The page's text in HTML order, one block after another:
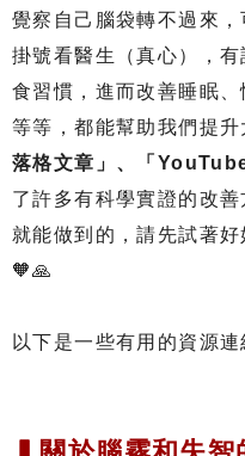
覺察自己腦袋轉不過來
掛號看醫生（真心），
食習慣，進而改善睡眠
等等，都能幫助我們提
落格文章」、「
了許多有科學實證的改
就能做到的，請先試著
🧡🙏
以下是一些有用的資源連